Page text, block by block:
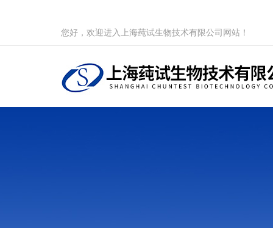
您好，欢迎进入上海莼试生物技术有限公司网站！